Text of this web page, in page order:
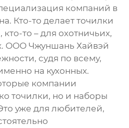
компаний в
Кто-то делает точилки
то – для охотничьих,
ООО Чжуншань Хайвэй
судя по всему,
на кухонных.
компании
точилки, но и наборы
уже для любителей,